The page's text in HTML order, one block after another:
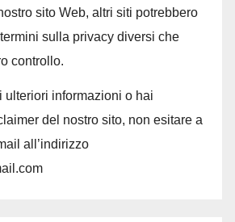
sito Web, altri siti potrebbero
sulla privacy diversi che
controllo.
ulteriori informazioni o hai
del nostro sito, non esitare a
all’indirizzo